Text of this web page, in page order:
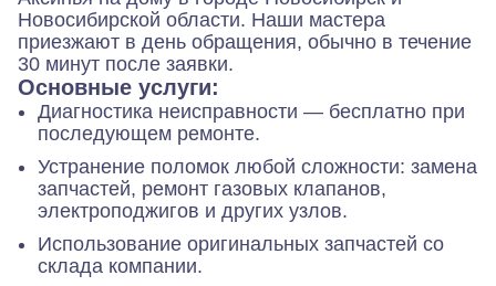
Новосибирской области. Наши мастера
приезжают в день обращения, обычно в течение
30 минут после заявки.
Основные услуги:
Диагностика неисправности — бесплатно при
последующем ремонте.
Устранение поломок любой сложности: замена
запчастей, ремонт газовых клапанов,
электроподжигов и других узлов.
Использование оригинальных запчастей со
склада компании.